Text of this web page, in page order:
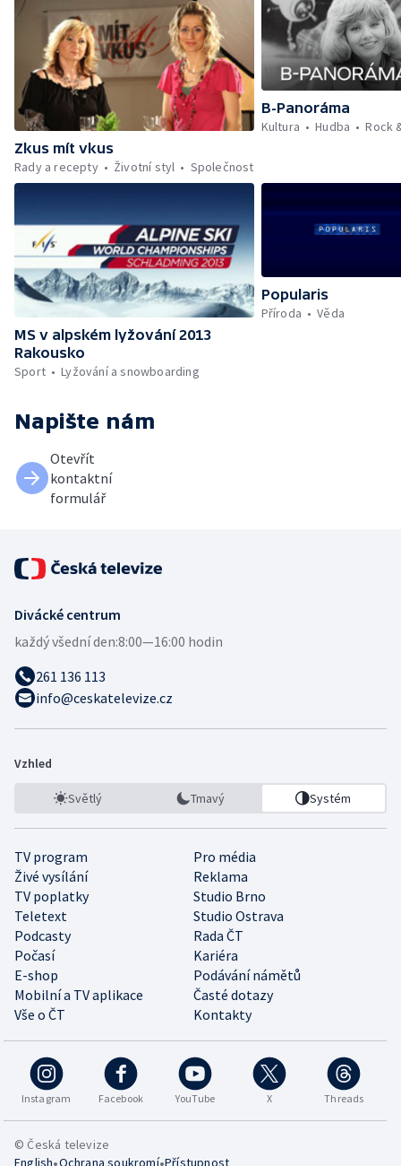
Zkus mít vkus
Rady a recepty
Životní styl Společnost
B-Panoráma
Kultura
Hudba Rock
MS v alpském lyžování 2013
Rakousko
Sport
Lyžování a snowboarding
Popularis
Příroda
Věda
Napište nám
Otevřít
kontaktní
formulář
Divácké centrum
každý všední den:8:00—16:00 hodin
261 136 113
info@ceskatelevize.cz
Vzhled
Světlý Tmavý Systém
TV program
Pro média
Živé vysílání
Reklama
TV poplatky
Studio Brno
Teletext
Studio Ostrava
Podcasty
Rada ČT
Počasí
Kariéra
E-shop
Podávání námětů
Mobilní a TV aplikace
Časté dotazy
Vše o ČT
Kontakty
Instagram Facebook YouTube X Threads
© Česká televize
English Ochrana soukromí Přístupnost